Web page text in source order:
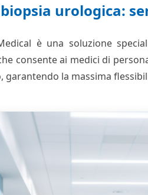
urologica:
è una soluzione
consente ai medici di
garantendo la massima